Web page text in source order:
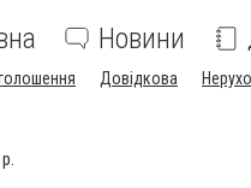
Новини
Довідкова